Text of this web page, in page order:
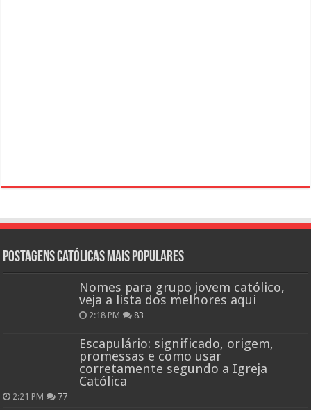
Postagens católicas mais Populares
Nomes para grupo jovem católico,
veja a lista dos melhores aqui
2:18 PM 83
Escapulário: significado, origem,
promessas e como usar
corretamente segundo a Igreja
Católica
2:21 PM 77